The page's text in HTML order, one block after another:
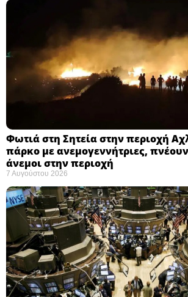
Φωτιά στη Σητεία στην περιοχή
πάρκο με ανεμογεννήτριες,
άνεμοι στην περιοχή
7 Αυγούστου 2026